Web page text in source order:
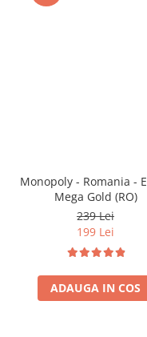
Monopoly - Romania -
Mega Gold (RO)
239 Lei
199 Lei
ADAUGA IN COS